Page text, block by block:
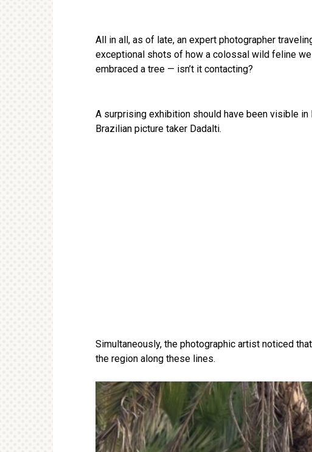
All in all, as of late, an expert photographer
exceptional shots of how a colossal wild feline
embraced a tree — isn’t it contacting?
A surprising exhibition should have been visible in
Brazilian picture taker Dadalti.
Simultaneously, the photographic artist noticed
the region along these lines.